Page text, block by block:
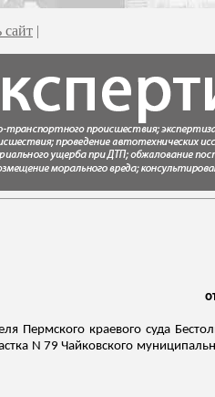
сайт |
Пермского краевого суда
N 79 Чайковского